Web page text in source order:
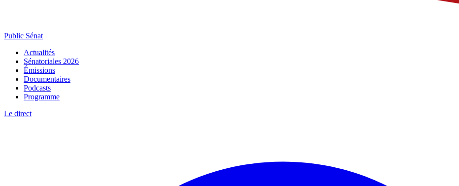
Public Sénat
Actualités
Sénatoriales 2026
Émissions
Documentaires
Podcasts
Programme
Le direct